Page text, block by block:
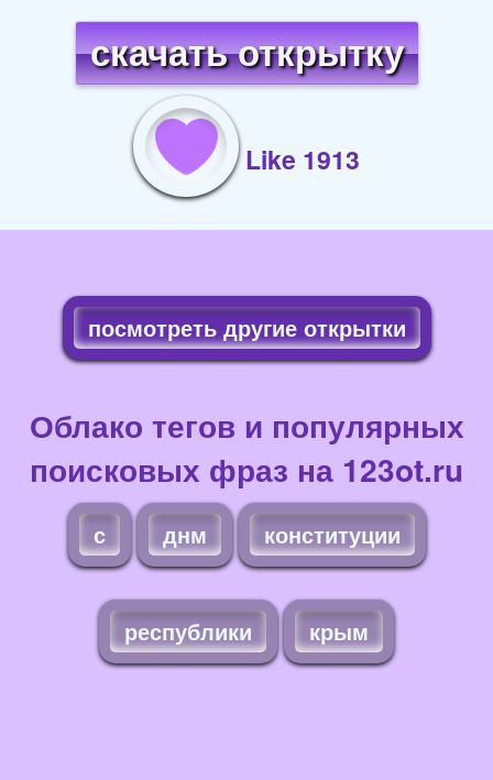
скачать открытку
Like 1913
посмотреть другие открытки
Облако тегов и популярных
поисковых фраз на 123ot.ru
с днм конституции
республики крым